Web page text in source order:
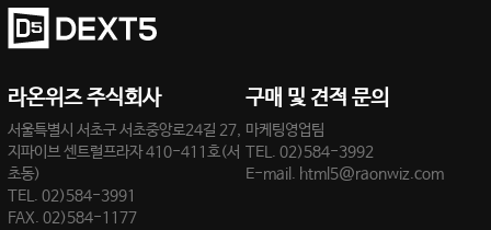
라온위즈 주식회사
서울특별시 서초구 서초중앙로24길 27,
지파이브 센트럴프라자 410-411호(서
초동)
TEL. 02)584-3991
FAX. 02)584-1177
구매 및 견적 문의
마케팅영업팀
TEL. 02)584-3992
E-mail. html5@raonwiz.com